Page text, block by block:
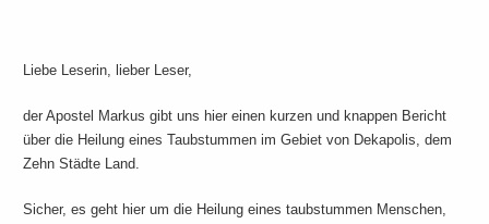
Liebe Leserin, lieber Leser,
der Apostel Markus gibt uns hier einen kurzen und knappen Bericht
über die Heilung eines Taubstummen im Gebiet von Dekapolis, dem
Zehn Städte Land.
Sicher, es geht hier um die Heilung eines taubstummen Menschen,